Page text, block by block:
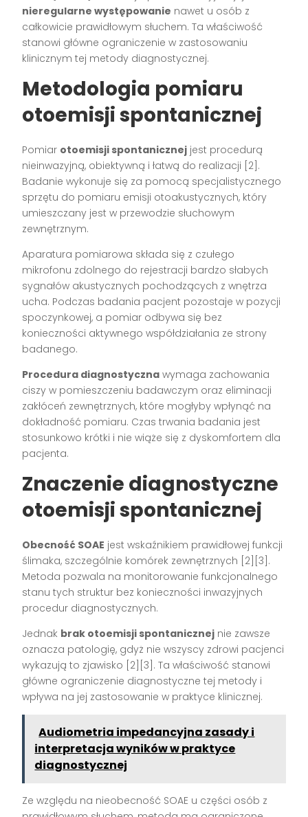
nieregularne występowanie nawet u osób z
całkowicie prawidłowym słuchem. Ta właściwość
stanowi główne ograniczenie w zastosowaniu
klinicznym tej metody diagnostycznej.
Metodologia pomiaru
otoemisji spontanicznej
Pomiar otoemisji spontanicznej jest procedurą
nieinwazyjną, obiektywną i łatwą do realizacji [2].
Badanie wykonuje się za pomocą specjalistycznego
sprzętu do pomiaru emisji otoakustycznych, który
umieszczany jest w przewodzie słuchowym
zewnętrznym.
Aparatura pomiarowa składa się z czułego
mikrofonu zdolnego do rejestracji bardzo słabych
sygnałów akustycznych pochodzących z wnętrza
ucha. Podczas badania pacjent pozostaje w pozycji
spoczynkowej, a pomiar odbywa się bez
konieczności aktywnego współdziałania ze strony
badanego.
Procedura diagnostyczna wymaga zachowania
ciszy w pomieszczeniu badawczym oraz eliminacji
zakłóceń zewnętrznych, które mogłyby wpłynąć na
dokładność pomiaru. Czas trwania badania jest
stosunkowo krótki i nie wiąże się z dyskomfortem dla
pacjenta.
Znaczenie diagnostyczne
otoemisji spontanicznej
Obecność SOAE jest wskaźnikiem prawidłowej funkcji
ślimaka, szczególnie komórek zewnętrznych [2][3].
Metoda pozwala na monitorowanie funkcjonalnego
stanu tych struktur bez konieczności inwazyjnych
procedur diagnostycznych.
Jednak brak otoemisji spontanicznej nie zawsze
oznacza patologię, gdyż nie wszyscy zdrowi pacjenci
wykazują to zjawisko [2][3]. Ta właściwość stanowi
główne ograniczenie diagnostyczne tej metody i
wpływa na jej zastosowanie w praktyce klinicznej.
Audiometria impedancyjna zasady i
interpretacja wyników w praktyce
diagnostycznej
Ze względu na nieobecność SOAE u części osób z